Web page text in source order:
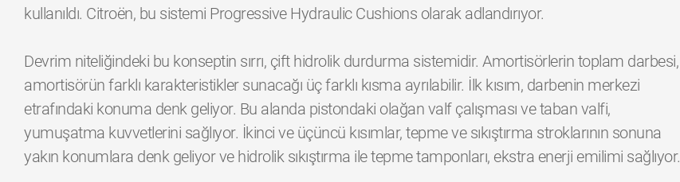
kullanıldı. Citroën, bu sistemi Progressive Hydraulic Cushions olarak adlandırıyor.
Devrim niteliğindeki bu konseptin sırrı, çift hidrolik durdurma sistemidir. Amortisörlerin toplam darbesi,
amortisörün farklı karakteristikler sunacağı üç farklı kısma ayrılabilir. İlk kısım, darbenin merkezi
etrafındaki konuma denk geliyor. Bu alanda pistondaki olağan valf çalışması ve taban valfi,
yumuşatma kuvvetlerini sağlıyor. İkinci ve üçüncü kısımlar, tepme ve sıkıştırma stroklarının sonuna
yakın konumlara denk geliyor ve hidrolik sıkıştırma ile tepme tamponları, ekstra enerji emilimi sağlıyor.